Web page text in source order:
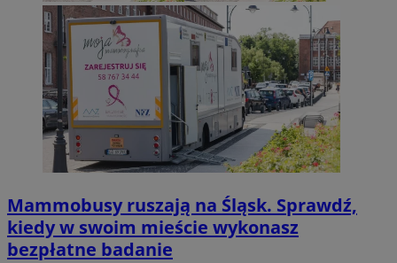
Mammobusy ruszają na Śląsk. Sprawdź,
kiedy w swoim mieście wykonasz
bezpłatne badanie